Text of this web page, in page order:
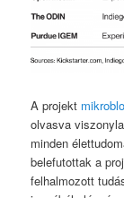
A projekt
olvasva
minden
belefutottak a
felhalmozott